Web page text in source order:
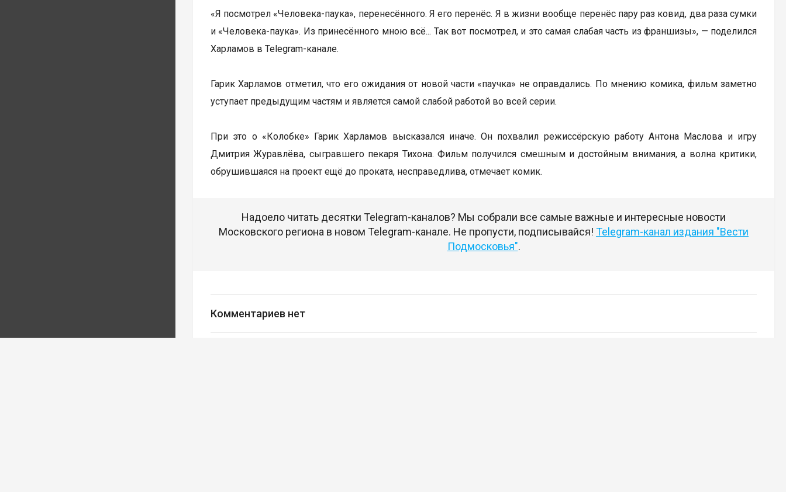
«Я посмотрел «Человека-паука», перенесённого. Я его перенёс. Я в жизни вообще перенёс пару раз ковид, два раза сумки
и «Человека-паука». Из принесённого мною всё... Так вот посмотрел, и это самая слабая часть из франшизы», — поделился
Харламов в Telegram-канале.
Гарик Харламов отметил, что его ожидания от новой части «паучка» не оправдались. По мнению комика, фильм заметно
уступает предыдущим частям и является самой слабой работой во всей серии.
При это о «Колобке» Гарик Харламов высказался иначе. Он похвалил режиссёрскую работу Антона Маслова и игру
Дмитрия Журавлёва, сыгравшего пекаря Тихона. Фильм получился смешным и достойным внимания, а волна критики,
обрушившаяся на проект ещё до проката, несправедлива, отмечает комик.
Надоело читать десятки Telegram-каналов? Мы собрали все самые важные и интересные новости
Московского региона в новом Telegram-канале. Не пропусти, подписывайся! Telegram-канал издания "Вести
Подмосковья".
Комментариев нет